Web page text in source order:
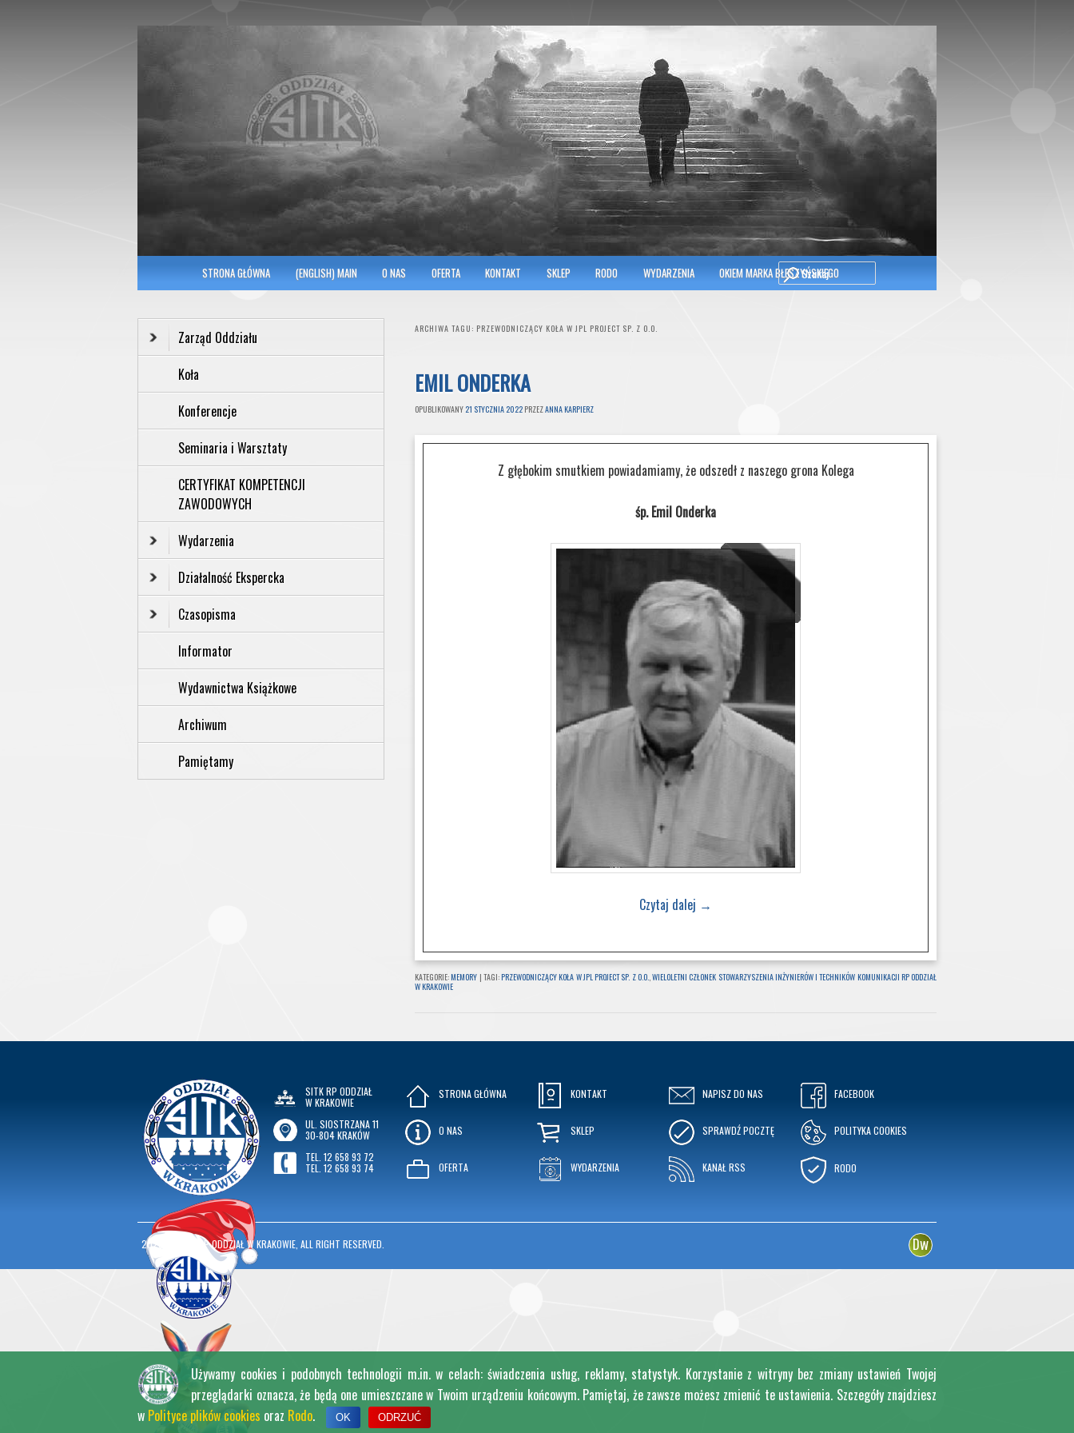
SITK RP Oddział w KRAKOWIE
Polish Association of Engineers & Technicians of Transportation
MENU GŁÓWNESTRONA GŁÓWNA (ENGLISH) MAIN O NAS OFERTA KONTAKT SKLEP RODO WYDARZENIA OKIEM MARKA BŁESZYŃSKIEGO
ARCHIWA TAGU: PRZEWODNICZĄCY KOŁA W JPL PROJECT SP. Z O.O.
EMIL ONDERKA
OPUBLIKOWANY 21 STYCZNIA 2022 PRZEZANNA KARPIERZ
Z głębokim smutkiem powiadamiamy, że odszedł z naszego grona Kolega
śp. Emil Onderka
Czytaj dalej →
KATEGORIE:MEMORY | TAGI:PRZEWODNICZĄCY KOŁA W JPL PROJECT SP. Z O.O. WIELOLETNI CZŁONEK STOWARZYSZENIA INŻYNIERÓW I TECHNIKÓW KOMUNIKACJI RP ODDZIAŁ
W KRAKOWIE
Zarząd Oddziału
Koła
Konferencje
Seminaria i Warsztaty
CERTYFIKAT KOMPETENCJI
ZAWODOWYCH
Wydarzenia
Działalność Ekspercka
Czasopisma
Informator
Wydawnictwa Książkowe
Archiwum
Pamiętamy
SITK RP ODDZIAŁ
W KRAKOWIE
UL. SIOSTRZANA 11
30-804 KRAKÓW
TEL. 12 658 93 72
TEL. 12 658 93 74
STRONA GŁÓWNA
O NAS
OFERTA
KONTAKT
SKLEP
WYDARZENIA
NAPISZ DO NAS
SPRAWDŹ POCZTĘ
KANAŁ RSS
FACEBOOK
POLITYKA COOKIES
RODO
2026 SITK RP ODDZIAŁ W KRAKOWIE, ALL RIGHT RESERVED. Dw
Używamy cookies i podobnych technologii m.in. w celach: świadczenia usług, reklamy, statystyk. Korzystanie z witryny bez zmiany ustawień Twojej
przeglądarki oznacza, że będą one umieszczane w Twoim urządzeniu końcowym. Pamiętaj, że zawsze możesz zmienić te ustawienia. Szczegóły znajdziesz
w Polityce plików cookies oraz Rodo. OK ODRZUĆ